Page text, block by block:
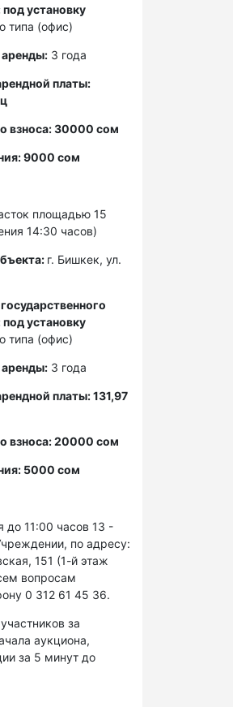
установку
типа (офис)
3 года
платы:
взноса: 30000 сом
9000 сом
площадью 15
14:30 часов)
г. Бишкек, ул.
установку
типа (офис)
3 года
платы: 131,97
взноса: 20000 сом
5000 сом
до 11:00 часов 13 -
по адресу:
151 (1-й этаж
вопросам
0 312 61 45 36.
за
аукциона,
за 5 минут до